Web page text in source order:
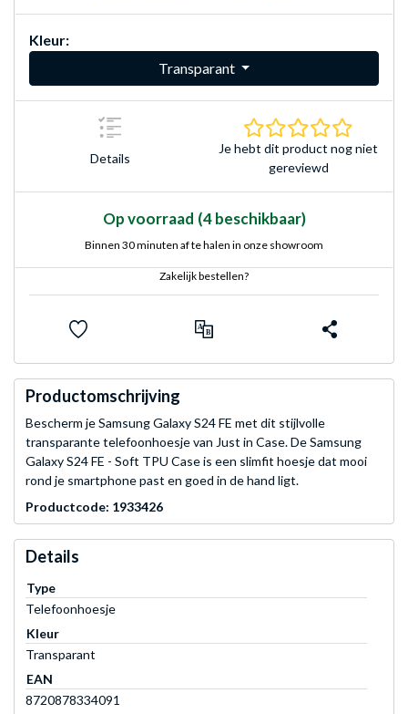
Kleur:
Transparant
Details
Je hebt dit product nog niet
gereviewd
Op voorraad (4 beschikbaar)
Binnen 30 minuten af te halen in onze showroom
Zakelijk bestellen?
Productomschrijving
Bescherm je Samsung Galaxy S24 FE met dit stijlvolle
transparante telefoonhoesje van Just in Case. De Samsung
Galaxy S24 FE - Soft TPU Case is een slimfit hoesje dat mooi
rond je smartphone past en goed in de hand ligt.
Productcode: 1933426
Details
Type
Telefoonhoesje
Kleur
Transparant
EAN
8720878334091